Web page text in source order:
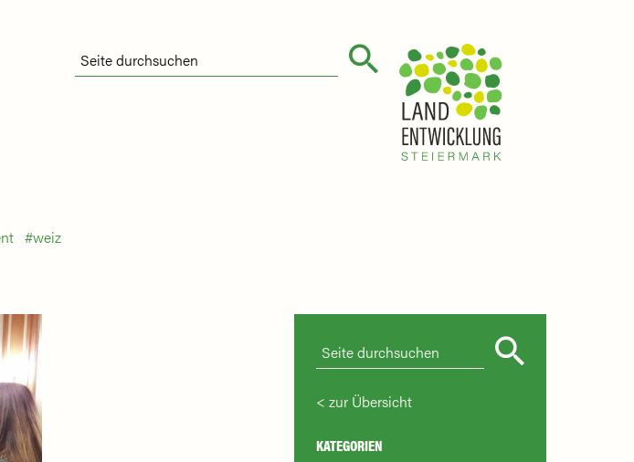
weiz
zur Übersicht
KATEGORIEN